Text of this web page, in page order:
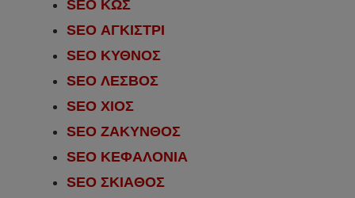
SEO ΚΩΣ
SEO ΑΓΚΙΣΤΡΙ
SEO ΚΥΘΝΟΣ
SEO ΛΕΣΒΟΣ
SEO ΧΙΟΣ
SEO ΖΑΚΥΝΘΟΣ
SEO ΚΕΦΑΛΟΝΙΑ
SEO ΣΚΙΑΘΟΣ